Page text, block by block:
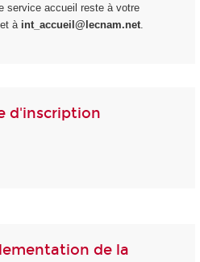
service accueil reste à votre
à int_accueil@lecnam.net.
d'inscription
de la